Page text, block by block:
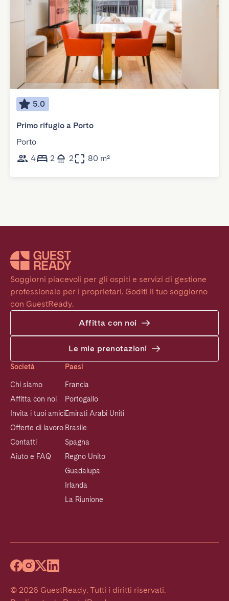
5.0
Primo rifugio a Porto
Porto
4
2 2 80 m²
Soggiorni piacevoli per gli ospiti e servizi di gestione
professionale per i proprietari. Goditi il tuo soggiorno
con GuestReady.
Affitta con noi
Le mie prenotazioni
Società
Chi siamo
Affitta con noi
Invita i tuoi amici
Offerte di lavoro
Contatti
Aiuto e FAQ
Paesi
Francia
Portogallo
Emirati Arabi Uniti
Brasile
Spagna
Regno Unito
Guadalupa
Irlanda
La Riunione
© 2026 GuestReady. Tutti i diritti riservati.